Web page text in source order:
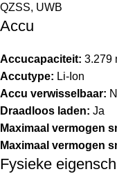
QZSS, UWB
Accu
Accucapaciteit: 3.279
Accutype: Li-Ion
Accu verwisselbaar:
Draadloos laden: Ja
Maximaal vermogen
Maximaal vermogen
Fysieke